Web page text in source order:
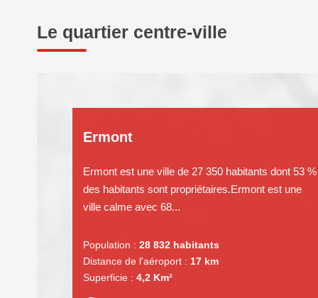
Le quartier centre-ville
Ermont
Ermont est une ville de 27 350 habitants dont 53 %
des habitants sont propriétaires.Ermont est une
ville calme avec 68...
Population : 28 832 habitants
Distance de l'aéroport : 17 km
Superficie : 4,2 Km²